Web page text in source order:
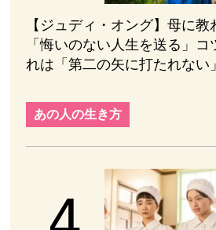
【ジュディ・オング】母に教
「悔いのない人生を送る」コ
れは「第二の矢に打たれない
あの人の生き方